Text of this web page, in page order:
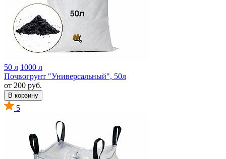
50 л 1000 л
Почвогрунт "Универсальный", 50л
от 200 руб.
В корзину
5